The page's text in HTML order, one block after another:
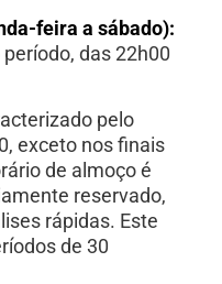
feira a sábado):
das 22h00
pelo
exceto nos finais
de almoço é
reservado,
rápidas. Este
de 30